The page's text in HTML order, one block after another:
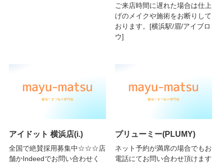
ご来店時間に遅れた場合は仕上
げのメイクや施術をお断りして
おります。[横浜駅/眉/アイブロ
ウ]
アイドット 横浜店(i.)
全国で絶賛採用募集中☆☆☆店
舗かIndeedでお問い合わせく
プリューミー(PLUMY)
ネット予約が満席の場合でもお
電話にてお問い合わせ頂けます